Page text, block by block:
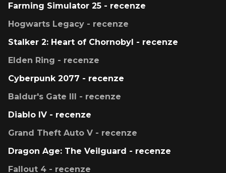
Farming Simulator 25 - recenze
Hogwarts Legacy - recenze
Stalker 2: Heart of Chornobyl - recenze
Elden Ring - recenze
Cyberpunk 2077 - recenze
Baldur's Gate III - recenze
Diablo IV - recenze
Grand Theft Auto V - recenze
Dragon Age: The Veilguard - recenze
Fallout 4 - recenze